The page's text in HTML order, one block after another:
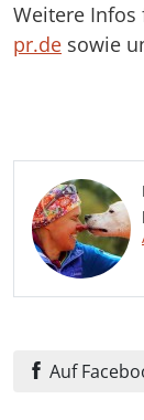
Weitere
pr.de sowie
Auf